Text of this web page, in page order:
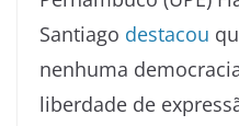
Santiago destacou
nenhuma
liberdade de